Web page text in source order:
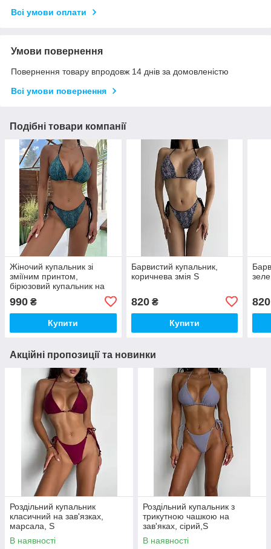
Всі умови оплати
Умови повернення
Повернення товару впродовж 14 днів за домовленістю
Всі умови повернення
Подібні товари компанії
Жіночий купальник зі
зміїним принтом,
бірюзовий купальник на
990 ₴
Купити
Барвистий купальник,
коричнева змія S
820₴
Купити
820
Акційні пропозиції та новинки
Роздільний купальник
класичний на зав'язках,
марсала, S
В наявності
Роздільний купальник з
трикутною чашкою на
зав'яках, сірий,S
В наявності